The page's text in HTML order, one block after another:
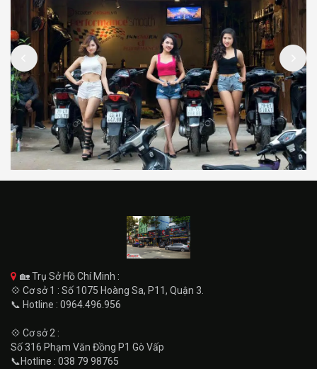
🏡 Trụ Sở Hồ Chí Minh :
💠 Cơ sở 1 : Số 1075 Hoàng Sa, P11, Quận 3.
📞 Hotline : 0964.496.956
💠 Cơ sở 2 :
Số 316 Phạm Văn Đồng P1 Gò Vấp
📞Hotline : 038 79 98765